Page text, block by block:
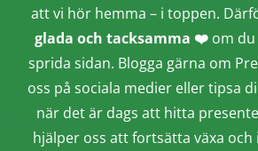
att vi hör hemma – i toppen.
glada och tacksamma ❤️om du
sprida sidan. Blogga gärna om
oss på sociala medier eller tipsa
när det är dags att hitta
hjälper oss att fortsätta växa